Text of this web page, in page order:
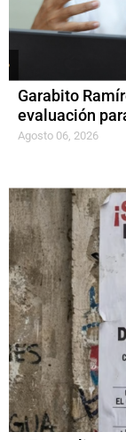
Garabito
evaluación
Agosto 06, 2026